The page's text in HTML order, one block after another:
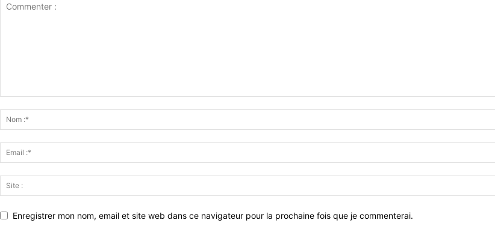
Enregistrer mon nom, email et site web dans ce navigateur pour la prochaine fois que je commenterai.